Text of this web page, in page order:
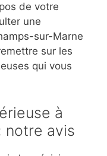
de votre
une
sur-Marne
sur les
qui vous
à
notre avis